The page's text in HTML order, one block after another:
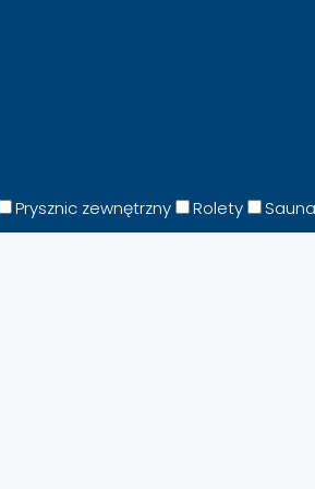
Prysznic zewnętrzny Rolety Sauna